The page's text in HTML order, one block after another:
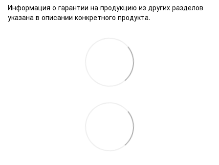
Информация о гарантии на продукцию из других разделов
указана в описании конкретного продукта.